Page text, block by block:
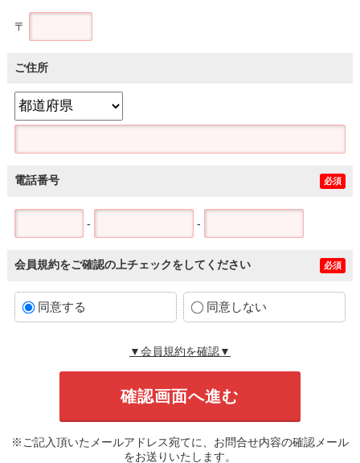
〒
ご住所
電話番号 必須
- -
会員規約をご確認の上チェックをしてください 必須
同意する 同意しない
▼会員規約を確認▼
※ご記入頂いたメールアドレス宛てに、お問合せ内容の確認メール
をお送りいたします。